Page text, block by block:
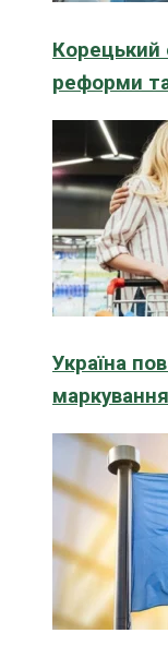
Корецький
реформи
Україна